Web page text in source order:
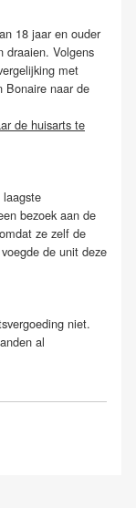
18 jaar en ouder
draaien. Volgens
met
Bonaire naar de
de huisarts te
bezoek aan de
ze zelf de
de unit deze
niet.
al